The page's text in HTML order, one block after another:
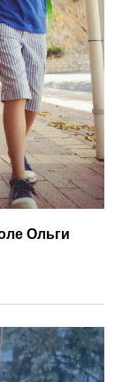
Ольги